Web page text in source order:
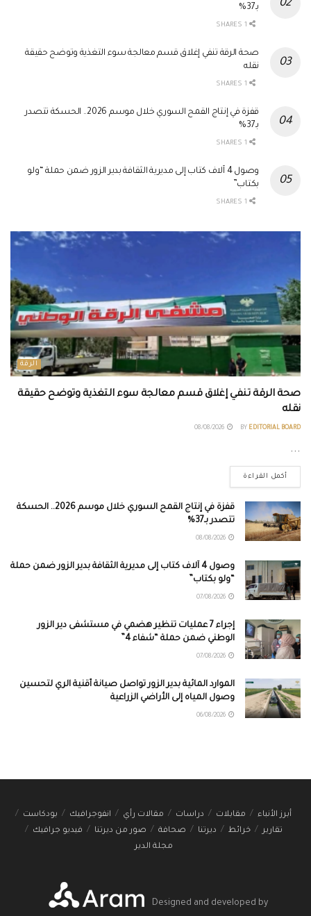
بـ37%
صحة الرقة تنفي إغلاق قسم معالجة سوء التغذية وتوضح حقيقة
نقله
قفزة في إنتاج القمح السوري خلال موسم 2026.. الحسكة تتصدر
بـ37%
وصول 4 آلاف كتاب إلى مديرية الثقافة بدير الزور ضمن حملة “ولو
بكتاب”
الرقة
صحة الرقة تنفي إغلاق قسم معالجة سوء التغذية وتوضح حقيقة
نقله
BY EDITORIAL BOARD
...
أكمل القراءة
قفزة في إنتاج القمح السوري خلال موسم 2026.. الحسكة
تتصدر بـ37%
وصول 4 آلاف كتاب إلى مديرية الثقافة بدير الزور ضمن حملة
“ولو بكتاب”
إجراء 7 عمليات تنظير هضمي في مستشفى دير الزور
الوطني ضمن حملة “شفاء 4”
الموارد المائية بدير الزور تواصل صيانة أقنية الري لتحسين
وصول المياه إلى الأراضي الزراعية
أبرز الأنباء مقابلات دراسات مقالات رأي انفوجرافيك
بودكاست
تقارير
خرائط ديرتنا صحافة صور من ديرتنا
فيديو جرافيك
مجلة الدير
Designed and developed by